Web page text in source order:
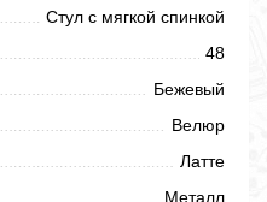
Стул с мягкой спинкой
48
Бежевый
Велюр
Латте
Металл